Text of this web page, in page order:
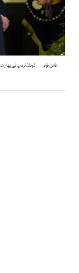
فائل فوٹو ڈونلڈ ٹرمپ نے